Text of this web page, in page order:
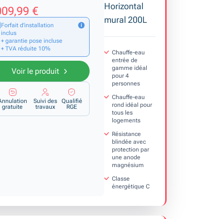
Horizontal
mural 200L
Chauffe-eau
entrée de
gamme idéal
pour 4
personnes
Chauffe-eau
rond idéal pour
tous les
logements
Résistance
blindée avec
protection par
une anode
magnésium
Classe
énergétique C
€
Forfait d’installation
inclus
+ garantie pose incluse
+ TVA réduite 10%
Voir le produit
gratuite
Suivi des
travaux
Qualifié
RGE